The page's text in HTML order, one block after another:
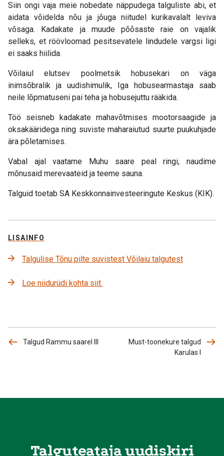
Siin ongi vaja meie nobedate näppudega talguliste abi, et
aidata võidelda nõu ja jõuga niitudel kurikavalalt leviva
võsaga. Kadakate ja muude põõsaste raie on vajalik
selleks, et röövloomad pesitsevatele lindudele vargsi ligi
ei saaks hiilida.
Võilaiul elutsev poolmetsik hobusekari on väga
inimsõbralik ja uudishimulik, Iga hobusearmastaja saab
neile lõpmatuseni pai teha ja hobusejuttu rääkida.
Töö seisneb kadakate mahavõtmises mootorsaagide ja
oksakääridega ning suviste maharaiutud suurte puukuhjade
ära põletamises.
Vabal ajal vaatame Muhu saare peal ringi, naudime
mõnusaid merevaateid ja teeme sauna.
Talguid toetab SA Keskkonnainvesteeringute Keskus (KIK).
LISAINFO
Talgulise Tõnu pilte suvistest Võilaiu talgutest
Loe niidurüdi kohta siit.
Talgud Rammu saarel III
Must-toonekure talgud
Karulas I
Talguteataja uudiskiri